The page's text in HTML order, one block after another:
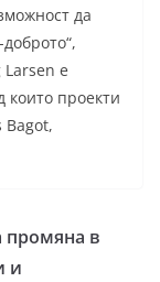
да
е
които проекти
Bagot,
промяна в
и